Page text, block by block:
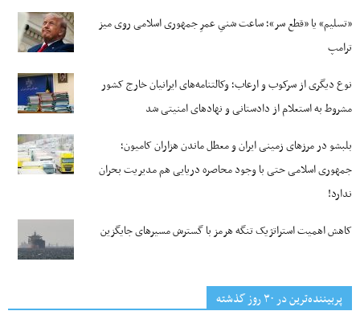
«تسلیم» یا «قطع سر»؛ ساعت شنیِ عمرِ جمهوری اسلامی روی میز
ترامپ
نوع دیگری از سرکوب و ارعاب؛ وکالتنامه‌های ایرانیان خارج کشور
مشروط به استعلام از دادستانی و نهادهای امنیتی شد
بلبشو در مرزهای زمینی ایران و معطل ماندن هزاران کامیون؛
جمهوری اسلامی حتی با وجود محاصره دریایی هم مدیریت بحران
ندارد!
کاهش اهمیت استراتژیک تنگه‌ هرمز با گسترش مسیرهای جایگزین
پربیننده‌ترین‌ در ۳۰ روز گذشته